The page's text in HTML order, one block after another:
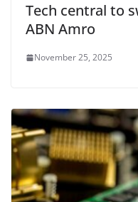
Tech central to
ABN Amro
November 25, 2025